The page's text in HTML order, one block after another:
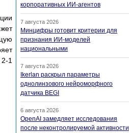
1
корпоративных ИИ-агентов
7 августа 2026
Минцифры готовит критерии для
признания ИИ-моделей
национальными
7 августа 2026
Ikerlan раскрыл параметры
однолинзового нейроморфного
датчика BEGI
6 августа 2026
OpenAI замедляет исследования
после неконтролируемой активности